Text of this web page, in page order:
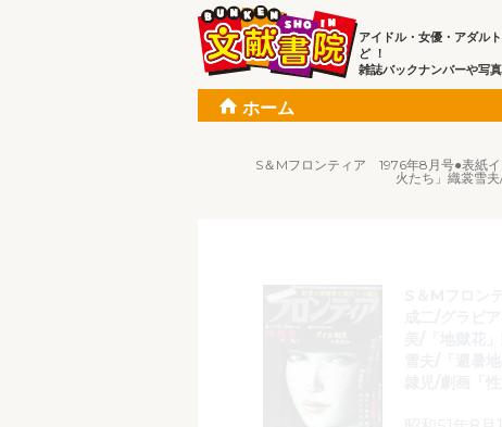
アイドル・女優・アダル
ど ！
雑誌バックナンバーや写
ホーム
S＆Mフロンティア 1976年8月号●表紙
火たち」織裳雪